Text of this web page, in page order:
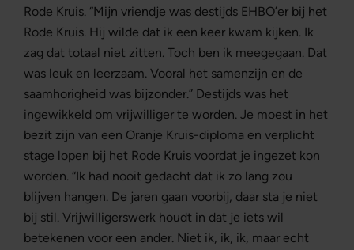
Rode Kruis. “Mijn vriendje was destijds EHBO’er bij het
Rode Kruis. Hij wilde dat ik een keer kwam kijken. Ik
zag dat totaal niet zitten. Toch ben ik meegegaan. Dat
was leuk en leerzaam. Vooral het samenzijn en de
saamhorigheid was bijzonder.” Destijds was het
ingewikkeld om vrijwilliger te worden. Je moest in het
bezit zijn van een Oranje Kruis-diploma en verplicht
stage lopen bij het Rode Kruis voordat je ingezet kon
worden. “Ik had nooit gedacht dat ik zo lang zou
blijven hangen. De jaren gaan voorbij, daar sta je niet
bij stil. Vrijwilligerswerk houdt in dat je iets wil
betekenen voor een ander. Niet ik, ik, ik, maar echt